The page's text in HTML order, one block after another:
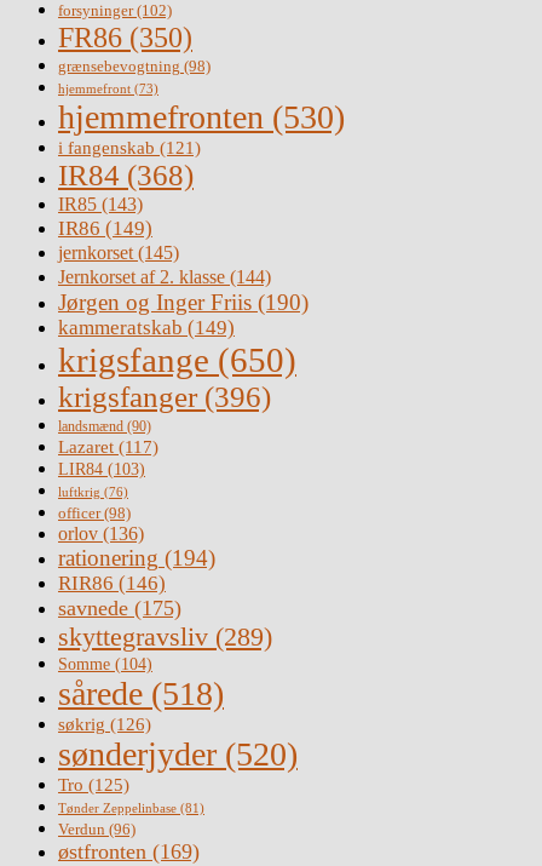
forsyninger(102)
FR86 (350)
grænsebevogtning (98)
hjemmefront (73)
hjemmefronten (530)
i fangenskab (121)
IR84 (368)
IR85 (143)
IR86 (149)
jernkorset(145)
Jernkorset af 2. klasse (144)
Jørgen og Inger Friis (190)
kammeratskab (149)
krigsfange (650)
krigsfanger (396)
landsmænd (90)
Lazaret (117)
LIR84 (103)
luftkrig (76)
officer(98)
orlov (136)
rationering (194)
RIR86 (146)
savnede (175)
skyttegravsliv (289)
Somme (104)
sårede (518)
søkrig (126)
sønderjyder (520)
Tro (125)
Tønder Zeppelinbase (81)
Verdun (96)
østfronten (169)